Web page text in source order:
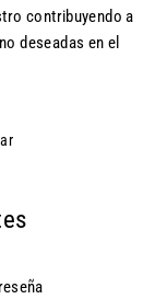
contribuyendo a
deseadas en el